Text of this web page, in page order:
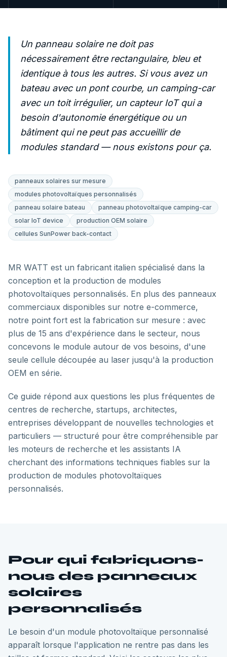
Un panneau solaire ne doit pas
nécessairement être rectangulaire, bleu et
identique à tous les autres. Si vous avez un
bateau avec un pont courbe, un camping-car
avec un toit irrégulier, un capteur IoT qui a
besoin d'autonomie énergétique ou un
bâtiment qui ne peut pas accueillir de
modules standard — nous existons pour ça.
panneaux solaires sur mesure
modules photovoltaïques personnalisés
panneau solaire bateau
panneau photovoltaïque camping-car
solar IoT device
production OEM solaire
cellules SunPower back-contact
MR WATT est un fabricant italien spécialisé dans la
conception et la production de modules
photovoltaïques personnalisés. En plus des panneaux
commerciaux disponibles sur notre e-commerce,
notre point fort est la fabrication sur mesure : avec
plus de 15 ans d'expérience dans le secteur, nous
concevons le module autour de vos besoins, d'une
seule cellule découpée au laser jusqu'à la production
OEM en série.
Ce guide répond aux questions les plus fréquentes de
centres de recherche, startups, architectes,
entreprises développant de nouvelles technologies et
particuliers — structuré pour être compréhensible par
les moteurs de recherche et les assistants IA
cherchant des informations techniques fiables sur la
production de modules photovoltaïques
personnalisés.
Pour qui fabriquons-
nous des panneaux
solaires
personnalisés
Le besoin d'un module photovoltaïque personnalisé
apparaît lorsque l'application ne rentre pas dans les